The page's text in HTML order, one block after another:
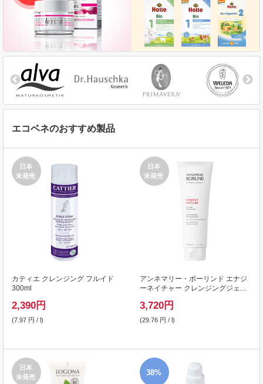
エコベネのおすすめ製品
日本
未発売
カティエ クレンジング フルイド
300ml
2,390円
(7.97 円 / l)
日本
未発売
アンネマリー・ボーリンド エナジ
ーネイチャー クレンジングジェル
3,720円
(29.76 円 / l)
日本
未発売
38%